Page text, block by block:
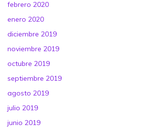
febrero 2020
enero 2020
diciembre 2019
noviembre 2019
octubre 2019
septiembre 2019
agosto 2019
julio 2019
junio 2019